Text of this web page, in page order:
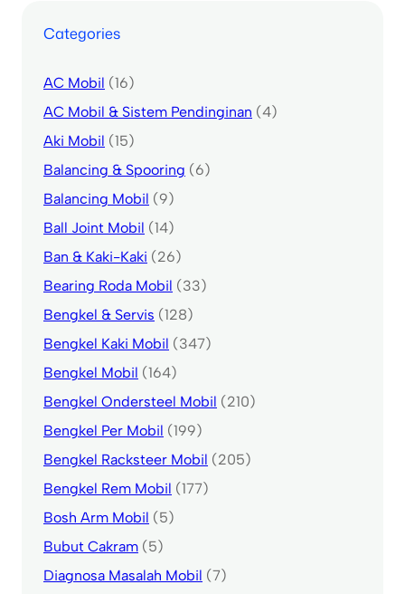
Categories
AC Mobil (16)
AC Mobil & Sistem Pendinginan (4)
Aki Mobil (15)
Balancing & Spooring (6)
Balancing Mobil (9)
Ball Joint Mobil (14)
Ban & Kaki-Kaki (26)
Bearing Roda Mobil (33)
Bengkel & Servis (128)
Bengkel Kaki Mobil (347)
Bengkel Mobil (164)
Bengkel Ondersteel Mobil (210)
Bengkel Per Mobil (199)
Bengkel Racksteer Mobil (205)
Bengkel Rem Mobil (177)
Bosh Arm Mobil (5)
Bubut Cakram (5)
Diagnosa Masalah Mobil (7)